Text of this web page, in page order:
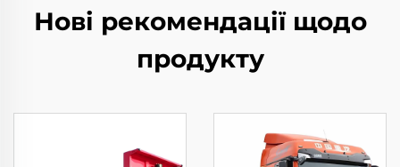
Нові рекомендації щодо
продукту